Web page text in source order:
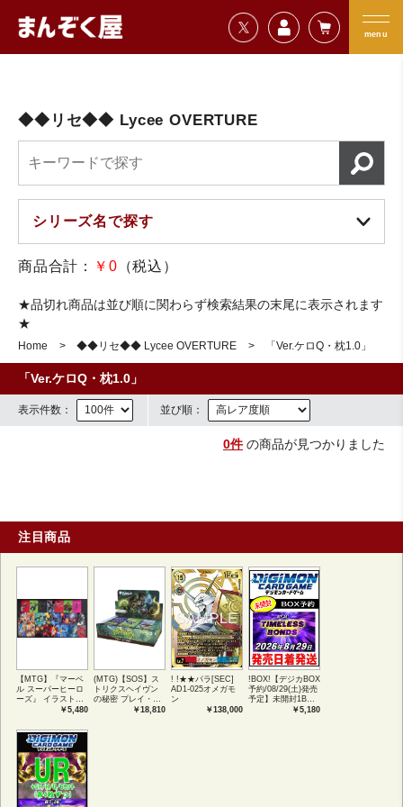
=================================
menu
まんぞく屋 格安TCG通販
◆◆リセ◆◆ Lycee OVERTURE
商品合計： ￥0 （税込）
★品切れ商品は並び順に関わらず検索結果の末尾に表示されます
★
Home ◆◆リセ◆◆ Lycee OVERTURE 「Ver.ケロQ・枕1.0」
「Ver.ケロQ・枕1.0」
表示件数： 並び順：
0件の商品が見つかりました
注目商品
【MTG】『マーベ
ル スーパーヒーロ
ーズ』 イラストコ
レクション 54種コ
アートカード(JPN)
￥5,480
(MTG)【SOS】ス
トリクスヘイヴン
の秘密 プレイ・ブ
ースター1BOX日本
￥18,810
! !★★パラ[SEC]
AD1-025オメガモ
ン
￥138,000
!BOX!【デジカBOX
予約/08/29(土)発売
予定】未開封1BOX
￥5,180